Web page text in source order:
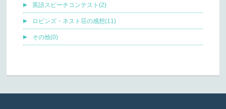
英語スピーチコンテスト(2)
ロビンズ・ネスト荘の感想(11)
その他(0)